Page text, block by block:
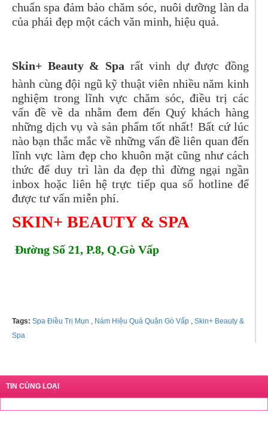
chuẩn spa đảm bảo chăm sóc, nuôi dưỡng làn da
của phái đẹp một cách văn minh, hiệu quả.
Skin+ Beauty & Spa rất vinh dự được đồng
hành cùng đội ngũ kỹ thuật viên nhiều năm kinh
nghiệm trong lĩnh vực chăm sóc, điều trị các
vấn đề về da nhằm đem đến Quý khách hàng
những dịch vụ và sản phẩm tốt nhất! Bất cứ lúc
nào bạn thắc mắc về những vấn đề liên quan đến
lĩnh vực làm đẹp cho khuôn mặt cũng như cách
thức để duy trì làn da đẹp thì đừng ngại ngần
inbox hoặc liên hệ trực tiếp qua số hotline để
được tư vấn miễn phí.
SKIN+ BEAUTY & SPA
Đường Số 21, P.8, Q.Gò Vấp
Tags: Spa Điều Trị Mụn , Nám Hiệu Quả Quận Gò Vấp , Skin+ Beauty &
Spa
TIN CÙNG LOẠI